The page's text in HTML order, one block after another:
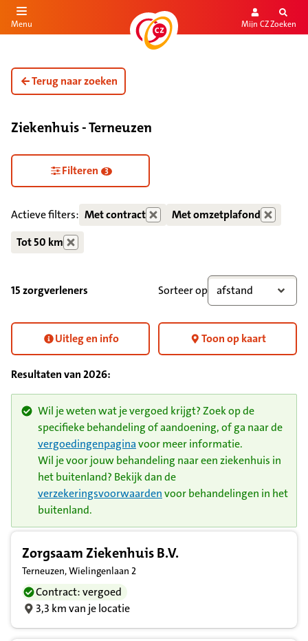
de inhoud
Menu Mijn CZZoeken
Terug naar zoeken
Ziekenhuis - Terneuzen
Zorgdiensten verborgen
Filteren 3
Actieve filters: Met contract
Met omzetplafond
Tot 50 km
15 zorgverleners Sorteer op afstand
Uitleg en info Toon op kaart
Resultaten van2026:
Wil je weten wat je vergoed krijgt? Zoek op de
specifieke behandeling of aandoening, of ga naar de
vergoedingenpaginavoor meer informatie.
Wil je voor jouw behandeling naar een ziekenhuis in
het buitenland? Bekijk dan de
verzekeringsvoorwaardenvoor behandelingen in het
buitenland.
Zorgsaam Ziekenhuis B.V.
Terneuzen, Wielingenlaan 2
Contract: vergoed
3,3 km van je locatie